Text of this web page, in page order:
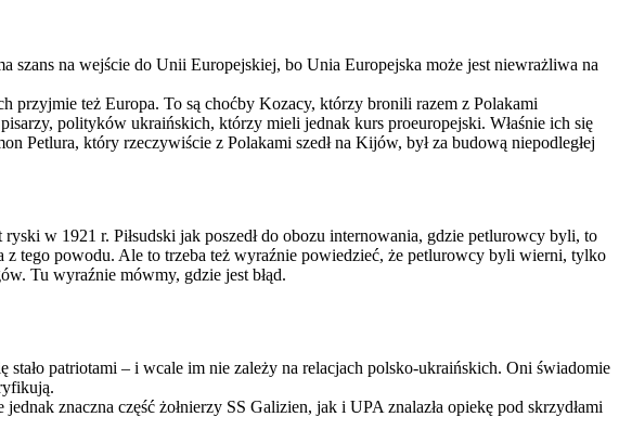
na wejście do Unii Europejskiej, bo Unia Europejska może jest niewrażliwa na
przyjmie też Europa. To są choćby Kozacy, którzy bronili razem z Polakami
polityków ukraińskich, którzy mieli jednak kurs proeuropejski. Właśnie ich się
Petlura, który rzeczywiście z Polakami szedł na Kijów, był za budową niepodległej
w 1921 r. Piłsudski jak poszedł do obozu internowania, gdzie petlurowcy byli, to
z tego powodu. Ale to trzeba też wyraźnie powiedzieć, że petlurowcy byli wierni, tylko
Tu wyraźnie mówmy, gdzie jest błąd.
patriotami – i wcale im nie zależy na relacjach polsko-ukraińskich. Oni świadomie
znaczna część żołnierzy SS Galizien, jak i UPA znalazła opiekę pod skrzydłami